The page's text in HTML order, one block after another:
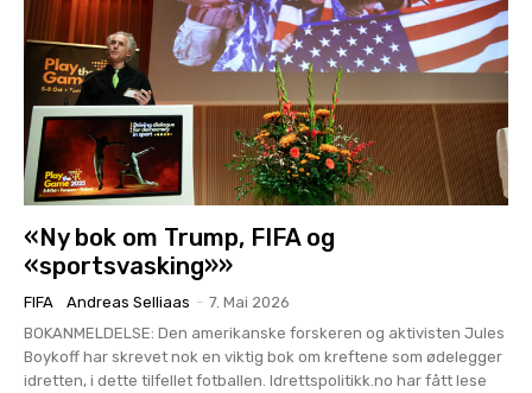
«Ny bok om Trump, FIFA og
«sportsvasking»»
FIFA Andreas Selliaas - 7. Mai 2026
BOKANMELDELSE: Den amerikanske forskeren og aktivisten Jules
Boykoff har skrevet nok en viktig bok om kreftene som ødelegger
idretten, i dette tilfellet fotballen. Idrettspolitikk.no har fått lese